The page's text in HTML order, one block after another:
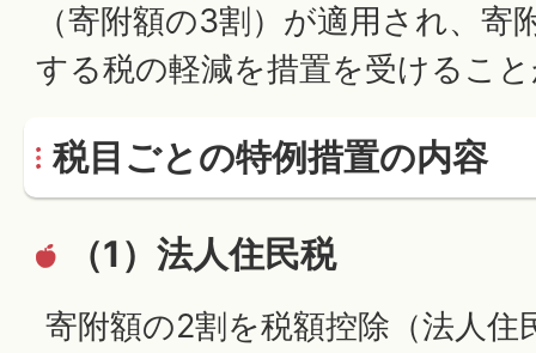
（寄附額の3割）が適用され、寄
する税の軽減を措置を受けるこ
税目ごとの特例措置の内容
（1）法人住民税
寄附額の2割を税額控除（法人住